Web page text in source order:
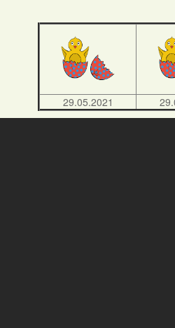
29.05.2021